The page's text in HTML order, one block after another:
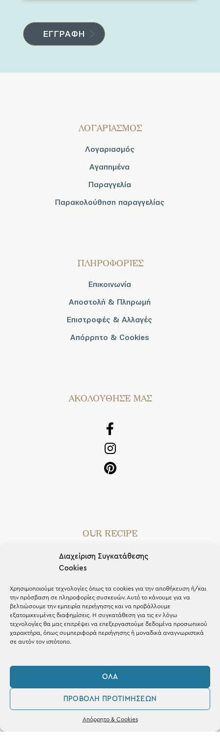
Διαχείριση Συγκατάθεσης
Cookies
Χρησιμοποιούμε τεχνολογίες όπως τα cookies για την αποθήκευση ή/και
την πρόσβαση σε πληροφορίες συσκευών. Αυτό το κάνουμε για να
βελτιώσουμε την εμπειρία περιήγησης και να προβάλλουμε
εξατομικευμένες διαφημίσεις. Η συγκατάθεση για τις εν λόγω
τεχνολογίες θα μας επιτρέψει να επεξεργαστούμε δεδομένα προσωπικού
χαρακτήρα, όπως συμπεριφορά περιήγησης ή μοναδικά αναγνωριστικά
σε αυτόν τον ιστότοπο.
ΌΛΑ
ΠΡΟΒΟΛΉ ΠΡΟΤΙΜΉΣΕΩΝ
Απόρρητο & Cookies
ΛΟΓΑΡΙΑΣΜΟΣ
Λογαριασμός
Αγαπημένα
Παραγγελία
Παρακολούθηση παραγγελίας
ΠΛΗΡΟΦΟΡΙΕΣ
Επικοινωνία
Αποστολή & Πληρωμή
Επιστροφές & Αλλαγές
Απόρρητο & Cookies
AΚΟΛΟΥΘΗΣΕ ΜΑΣ
OUR RECIPE
Gifts
Blog
Shop the look
ΚΑΤΑΣΤΗΜΑ
Σταθά 17, 38221 Βόλος
2421 217300
Δευ / Τετ / Σαβ: 09:00 - 15:00
Φίλτρα
0